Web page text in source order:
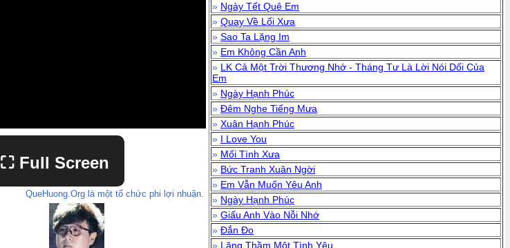
⛶ Full Screen
QueHuong.Org là một tổ chức phi lợi nhuận.
» Ngày Tết Quê Em
» Quay Về Lối Xưa
» Sao Ta Lặng Im
» Em Không Cần Anh
» LK Cả Một Trời Thương Nhớ - Tháng Tư Là Lời Nói Dối Của
Em
» Ngày Hạnh Phúc
» Đêm Nghe Tiếng Mưa
» Xuân Hạnh Phúc
» I Love You
» Mối Tình Xưa
» Bức Tranh Xuân Ngời
» Em Vẫn Muốn Yêu Anh
» Ngày Hạnh Phúc
» Giấu Anh Vào Nỗi Nhớ
» Đắn Đo
» Lặng Thầm Một Tình Yêu